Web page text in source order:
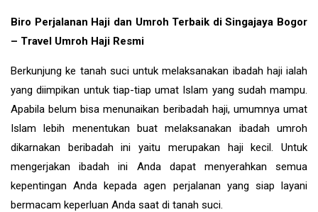
Biro Perjalanan Haji dan Umroh Terbaik di Singajaya Bogor
– Travel Umroh Haji Resmi
Berkunjung ke tanah suci untuk melaksanakan ibadah haji ialah
yang diimpikan untuk tiap-tiap umat Islam yang sudah mampu.
Apabila belum bisa menunaikan beribadah haji, umumnya umat
Islam lebih menentukan buat melaksanakan ibadah umroh
dikarnakan beribadah ini yaitu merupakan haji kecil. Untuk
mengerjakan ibadah ini Anda dapat menyerahkan semua
kepentingan Anda kepada agen perjalanan yang siap layani
bermacam keperluan Anda saat di tanah suci.